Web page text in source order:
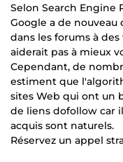
Selon Search Engine
Google a de nouveau
dans les forums à
aiderait pas à mieux
Cependant, de
estiment que
sites Web qui ont un
de liens dofollow car
acquis sont naturels.
Réservez un appel